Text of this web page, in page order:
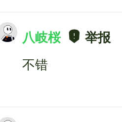
八岐桜
举报
不错